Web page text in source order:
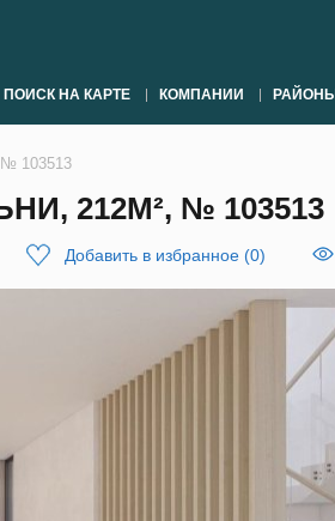
ПОИСК НА КАРТЕ КОМПАНИИ РАЙОНЫ
№ 103513
212М², № 103513
Добавить в избранное (0)